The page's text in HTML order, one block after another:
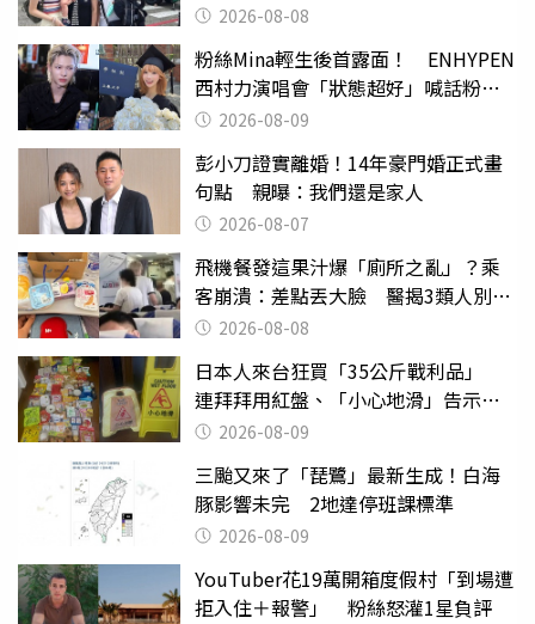
2026-08-08
粉絲Mina輕生後首露面！ ENHYPEN
西村力演唱會「狀態超好」喊話粉
絲：我們心意相通
2026-08-09
彭小刀證實離婚！14年豪門婚正式畫
句點 親曝：我們還是家人
2026-08-07
飛機餐發這果汁爆「廁所之亂」？乘
客崩潰：差點丟大臉 醫揭3類人別亂
喝 2026-08-08
日本人來台狂買「35公斤戰利品」
連拜拜用紅盤、「小心地滑」告示牌
也帶回家
2026-08-09
三颱又來了「琵鷺」最新生成！白海
豚影響未完 2地達停班課標準
2026-08-09
YouTuber花19萬開箱度假村「到場遭
拒入住＋報警」 粉絲怒灌1星負評